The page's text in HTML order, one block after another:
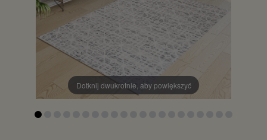
Dotknij dwukrotnie, aby powiększyć